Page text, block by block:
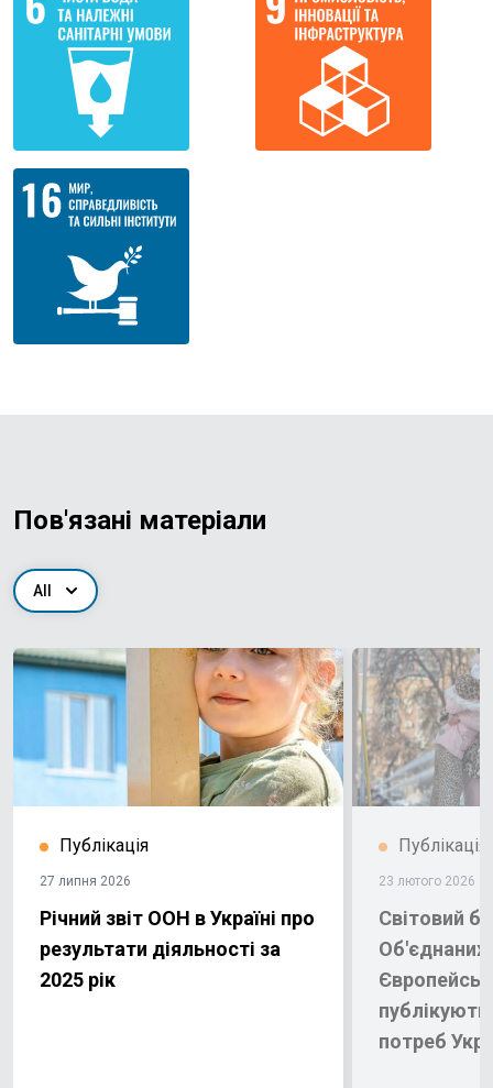
Пов'язані матеріали
All
Публікація
27 липня 2026
Річний звіт ООН в Україні про
результати діяльності за
2025 рік
Публікація
23 лютого 2026
Світовий
Об'єднаних
потреб